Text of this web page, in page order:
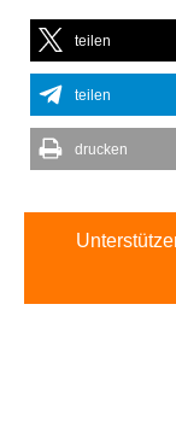
teilen
teilen
drucken